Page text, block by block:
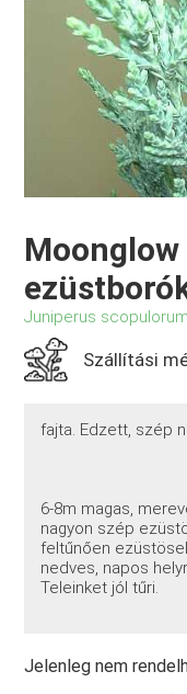
Juniperus
Szállítási
fajta. Edzett, szép
6-8m magas,
nagyon szép
feltűnően
nedves, napos
Teleinket jól tűri.
Jelenleg nem